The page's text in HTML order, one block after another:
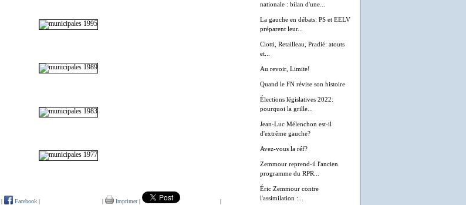
nationale : bilan d'une...
La gauche en débats: PS et EELV
préparent leur...
Ciotti, Retailleau, Pradié: atouts
et...
Au revoir, Limite!
Quand le FN révise son histoire
Élections législatives 2022:
pourquoi la grille...
Jean-Luc Mélenchon est-il
d'extrême gauche?
Avez-vous la réf?
Zemmour reprend-il l'ancien
programme du RPR...
Éric Zemmour contre
l'assimilation :...
| Facebook | | Imprimer| |